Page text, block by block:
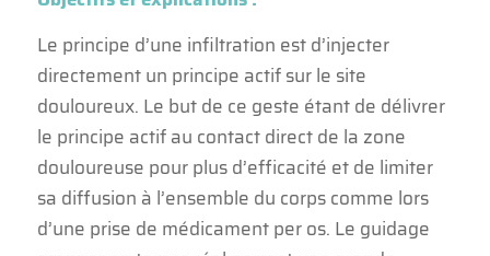
Le principe d’une infiltration est d’injecter
directement un principe actif sur le site
douloureux. Le but de ce geste étant de délivrer
le principe actif au contact direct de la zone
douloureuse pour plus d’efficacité et de limiter
sa diffusion à l’ensemble du corps comme lors
d’une prise de médicament per os. Le guidage